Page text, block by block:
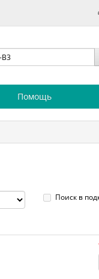
Помощь
Поиск в